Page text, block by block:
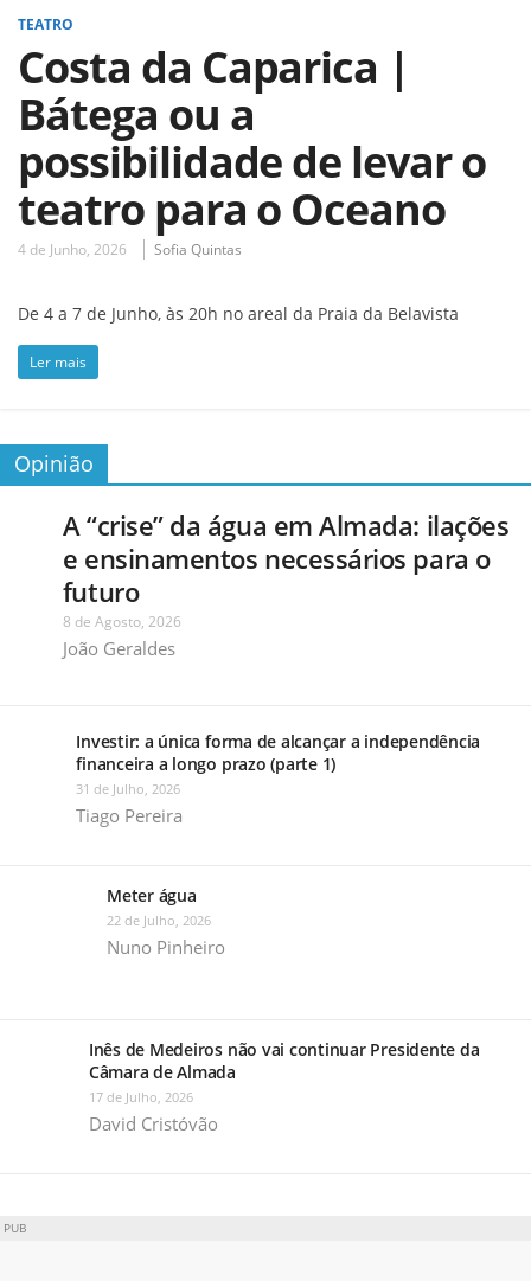
TEATRO
Costa da Caparica |
Bátega ou a
possibilidade de levar o
teatro para o Oceano
4 de Junho, 2026 Sofia Quintas
De 4 a 7 de Junho, às 20h no areal da Praia da Belavista
Ler mais
Opinião
A “crise” da água em Almada: ilações
e ensinamentos necessários para o
futuro
8 de Agosto, 2026
João Geraldes
Investir: a única forma de alcançar a independência
financeira a longo prazo (parte 1)
31 de Julho, 2026
Tiago Pereira
Meter água
22 de Julho, 2026
Nuno Pinheiro
Inês de Medeiros não vai continuar Presidente da
Câmara de Almada
17 de Julho, 2026
David Cristóvão
PUB